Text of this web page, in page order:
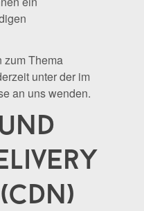
zum Thema
unter der im
an uns wenden.